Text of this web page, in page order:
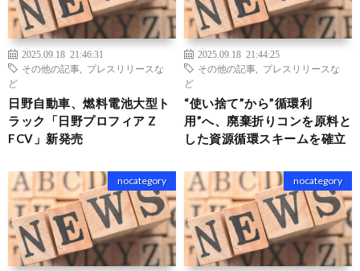
2025.09.18 21:46:31
その他の記事
プレスリリースな
ど
日野自動車、燃料電池大型ト
ラック「日野プロフィア Z
FCV」新発売
2025.09.18 21:44:25
その他の記事
プレスリリースな
ど
“使い捨て”から”循環利
用”へ、廃棄折りコンを原料と
した資源循環スキームを確立
nocategory nocategory